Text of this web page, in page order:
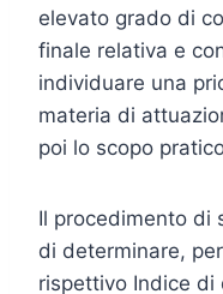
elevato grado di
finale relativa e
individuare una
materia di
poi lo scopo
Il procedimento di
di determinare,
rispettivo Indice di